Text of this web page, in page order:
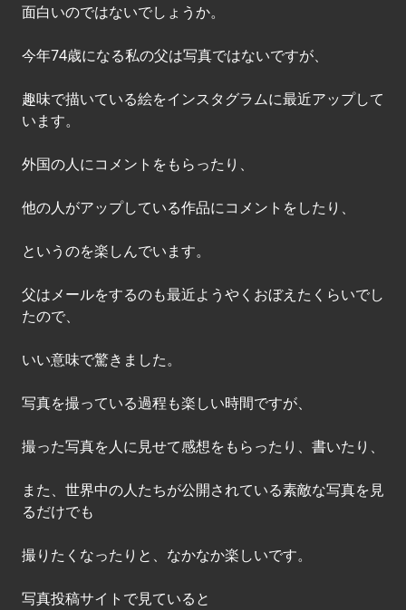
面白いのではないでしょうか。
今年74歳になる私の父は写真ではないですが、
趣味で描いている絵をインスタグラムに最近アップして
います。
外国の人にコメントをもらったり、
他の人がアップしている作品にコメントをしたり、
というのを楽しんでいます。
父はメールをするのも最近ようやくおぼえたくらいでし
たので、
いい意味で驚きました。
写真を撮っている過程も楽しい時間ですが、
撮った写真を人に見せて感想をもらったり、書いたり、
また、世界中の人たちが公開されている素敵な写真を見
るだけでも
撮りたくなったりと、なかなか楽しいです。
写真投稿サイトで見ていると